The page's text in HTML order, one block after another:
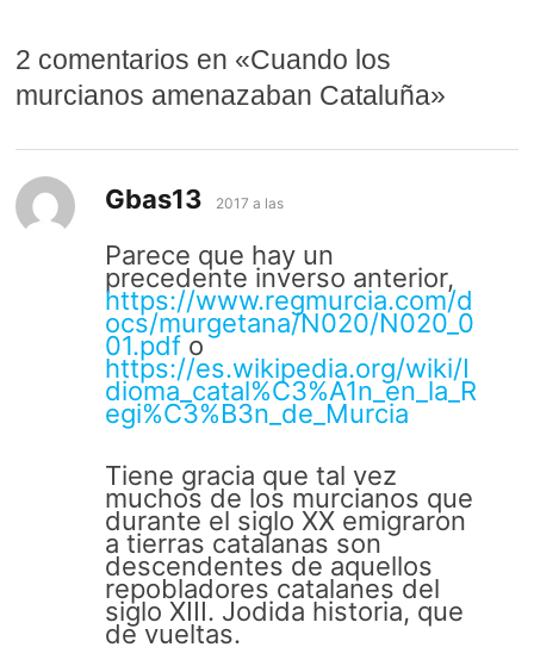
2 comentarios en «Cuando los
murcianos amenazaban Cataluña»
Gbas13 dice:
2017 a las
Parece que hay un
precedente inverso anterior,
https://www.regmurcia.com/d
ocs/murgetana/N020/N020_0
01.pdfo
https://es.wikipedia.org/wiki/I
dioma_catal%C3%A1n_en_la_R
egi%C3%B3n_de_Murcia
Tiene gracia que tal vez
muchos de los murcianos que
durante el siglo XX emigraron
a tierras catalanas son
descendentes de aquellos
repobladores catalanes del
siglo XIII. Jodida historia, que
de vueltas.